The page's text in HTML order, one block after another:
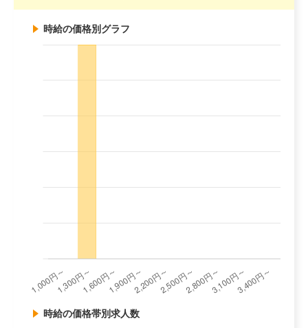
時給の価格別グラフ
時給の価格帯別求人数